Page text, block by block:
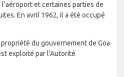
l'aéroport et certaines parties de
En avril 1962, il a été occupé
du gouvernement de Goa
exploité par l'Autorité